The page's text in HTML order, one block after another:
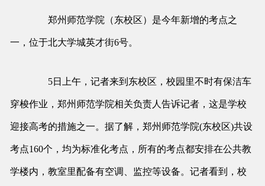
郑州师范学院（东校区）是今年新增的考点之
一，位于北大学城英才街6号。
5日上午，记者来到东校区，校园里不时有保洁车
穿梭作业，郑州师范学院相关负责人告诉记者，这是学校
迎接高考的措施之一。据了解，郑州师范学院(东校区)共设
考点160个，均为标准化考点，所有的考点都安排在公共教
学楼内，教室里配备有空调、监控等设备。记者看到，校